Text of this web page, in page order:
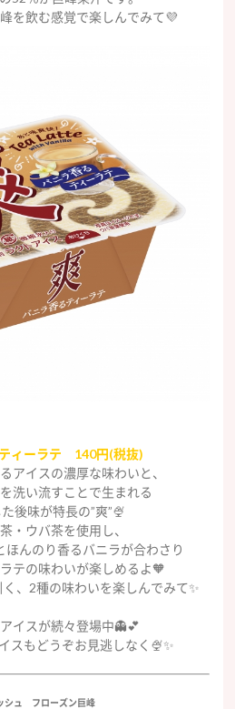
を飲む感覚で楽しんでみて💜
ィーラテ 140円(税抜)
アイスの濃厚な味わいと、
洗い流すことで生まれる
後味が特長の”爽”🍨
・ウバ茶を使用し、
んのり香るバニラが合わさり
テの味わいが楽しめるよ🧡
、2種の味わいを楽しんでみて✨
イスが続々登場中👻💕
スもどうぞお見逃しなく🍨✨
シュ フローズン巨峰